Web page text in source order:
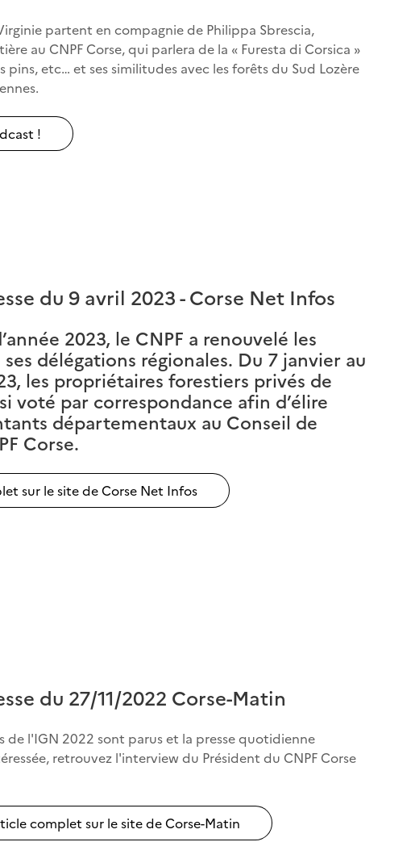
partent en compagnie de Philippa Sbrescia,
au CNPF Corse, qui parlera de la « Furesta di Corsica »
pins, etc… et ses similitudes avec les forêts du Sud Lozère
!
du 9 avril 2023 - Corse Net Infos
2023, le CNPF a renouvelé les
délégations régionales. Du 7 janvier au
les propriétaires forestiers privés de
voté par correspondance afin d’élire
départementaux au Conseil de
Corse.
sur le site de Corse Net Infos
du 27/11/2022 Corse-Matin
de l'IGN 2022 sont parus et la presse quotidienne
retrouvez l'interview du Président du CNPF Corse
complet sur le site de Corse-Matin